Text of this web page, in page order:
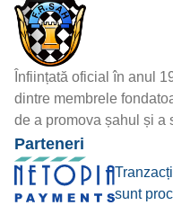
Înființată oficial în anul
dintre membrele
de a promova șahul și a
Parteneri
sunt